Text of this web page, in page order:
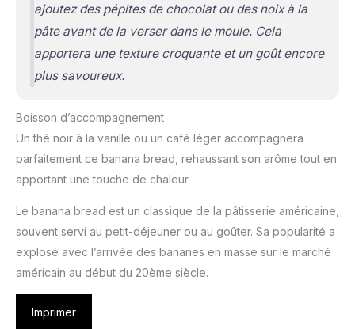
ajoutez des pépites de chocolat ou des noix à la
pâte avant de la verser dans le moule. Cela
apportera une texture croquante et un goût encore
plus savoureux.
Boisson d’accompagnement
Un thé noir à la vanille ou un café léger accompagnera
parfaitement ce banana bread, rehaussant son arôme tout en
apportant une touche de chaleur.
Le banana bread est un classique de la pâtisserie américaine,
souvent servi au petit-déjeuner ou au goûter. Sa popularité a
explosé avec l’arrivée des bananes en masse sur le marché
américain au début du 20ème siècle.
Imprimer